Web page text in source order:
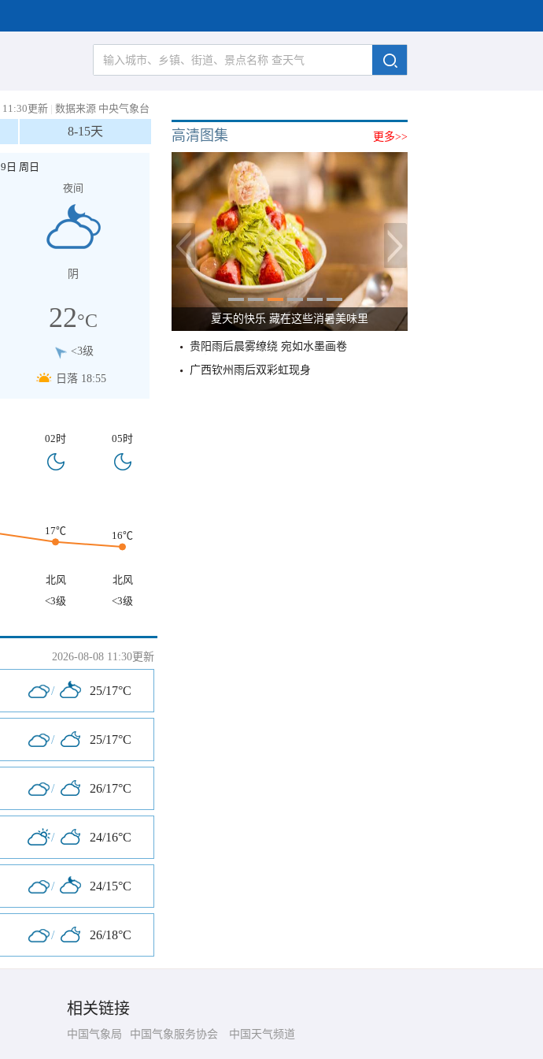
11:30更新 | 数据来源 中央气象台
8-15天
9日 周日
夜间
阴
22°C
<3级
日落 18:55
02时 05时
17℃
16℃
北风
北风
<3级 <3级
2026-08-08 11:30更新
/ 25/17°C
/ 25/17°C
/ 26/17°C
/ 24/16°C
/ 24/15°C
/ 26/18°C
更多>>
高清图集
夏天的快乐 藏在这些消暑美味里
贵阳雨后晨雾缭绕 宛如水墨画卷
广西钦州雨后双彩虹现身
相关链接
中国气象局 中国气象服务协会 中国天气频道